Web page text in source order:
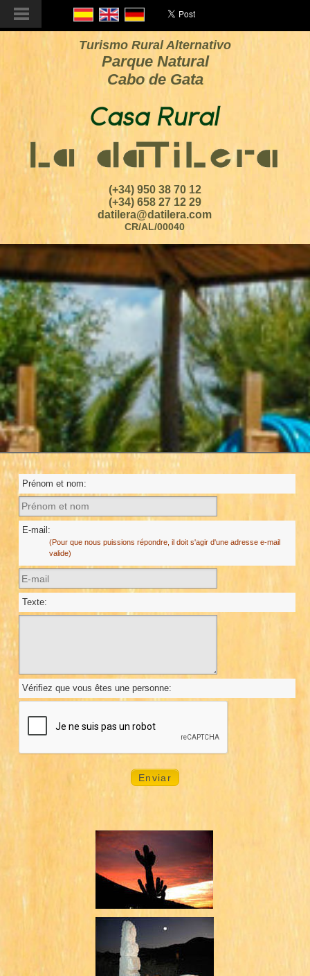
Turismo Rural Alternativo
Parque Natural
Cabo de Gata
(+34) 950 38 70 12
(+34) 658 27 12 29
datilera@datilera.com
CR/AL/00040
Prénom et nom:
E-mail:
(Pour que nous puissions répondre, il doit s'agir d'une adresse e-mail
valide)
Texte:
Vérifiez que vous êtes une personne: